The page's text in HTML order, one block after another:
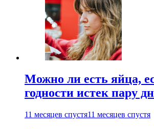
Можно ли есть яйца,
годности истек пару
11 месяцев спустя11 месяцев спустя